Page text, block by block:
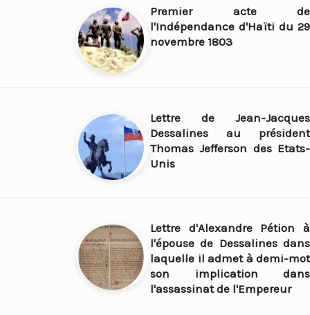
Premier acte de
l'Indépendance d'Haïti du 29
novembre 1803
Lettre de Jean-Jacques
Dessalines au président
Thomas Jefferson des Etats-
Unis
Lettre d'Alexandre Pétion à
l'épouse de Dessalines dans
laquelle il admet à demi-mot
son implication dans
l'assassinat de l'Empereur